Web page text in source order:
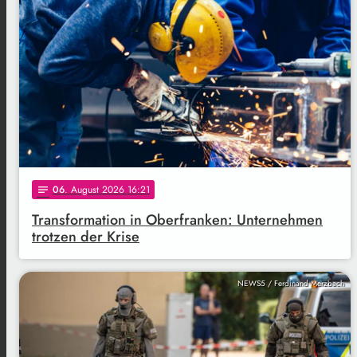
notes 06. August 2026 16:21
Transformation in Oberfranken: Unternehmen
trotzen der Krise
NEWS5 / Ferdinand Merzbach